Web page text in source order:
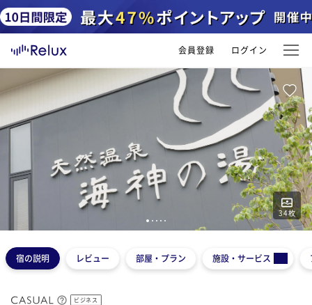
会員登録 ログイン
34枚
1 2 3 4 5
宿の説明 レビュー 部屋・プラン 施設・サービス
ビジネス